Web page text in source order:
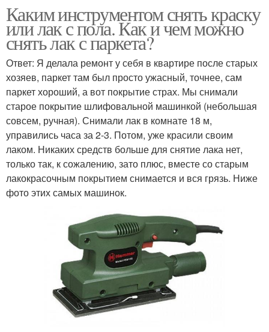
Каким инструментом снять краску
или лак с пола. Как и чем можно
снять лак с паркета?
Ответ: Я делала ремонт у себя в квартире после старых
хозяев, паркет там был просто ужасный, точнее, сам
паркет хороший, а вот покрытие страх. Мы снимали
старое покрытие шлифовальной машинкой (небольшая
совсем, ручная). Снимали лак в комнате 18 м,
управились часа за 2-3. Потом, уже красили своим
лаком. Никаких средств больше для снятие лака нет,
только так, к сожалению, зато плюс, вместе со старым
лакокрасочным покрытием снимается и вся грязь. Ниже
фото этих самых машинок.